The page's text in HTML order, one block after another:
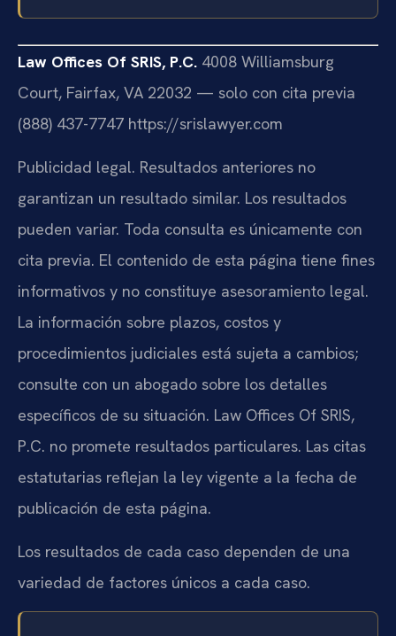
Law Offices Of SRIS, P.C. 4008 Williamsburg
Court, Fairfax, VA 22032 — solo con cita previa
(888) 437-7747 https://srislawyer.com
Publicidad legal. Resultados anteriores no
garantizan un resultado similar. Los resultados
pueden variar. Toda consulta es únicamente con
cita previa. El contenido de esta página tiene fines
informativos y no constituye asesoramiento legal.
La información sobre plazos, costos y
procedimientos judiciales está sujeta a cambios;
consulte con un abogado sobre los detalles
específicos de su situación. Law Offices Of SRIS,
P.C. no promete resultados particulares. Las citas
estatutarias reflejan la ley vigente a la fecha de
publicación de esta página.
Los resultados de cada caso dependen de una
variedad de factores únicos a cada caso.